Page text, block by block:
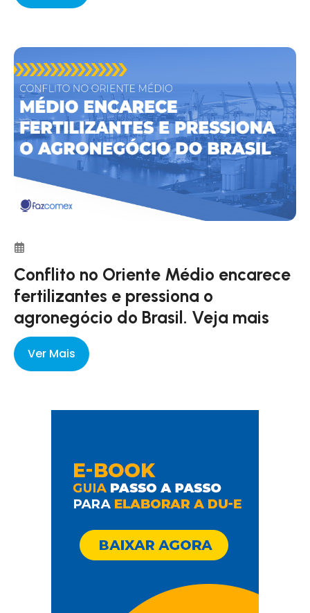
Conflito no Oriente Médio encarece
fertilizantes e pressiona o
agronegócio do Brasil. Veja mais
Ver Mais